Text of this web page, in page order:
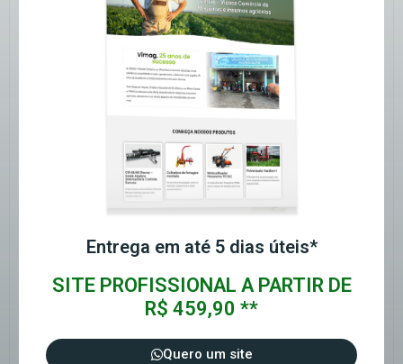
Entrega em até 5 dias úteis*
SITE PROFISSIONAL A PARTIR DE
R$ 459,90 **
Quero um site